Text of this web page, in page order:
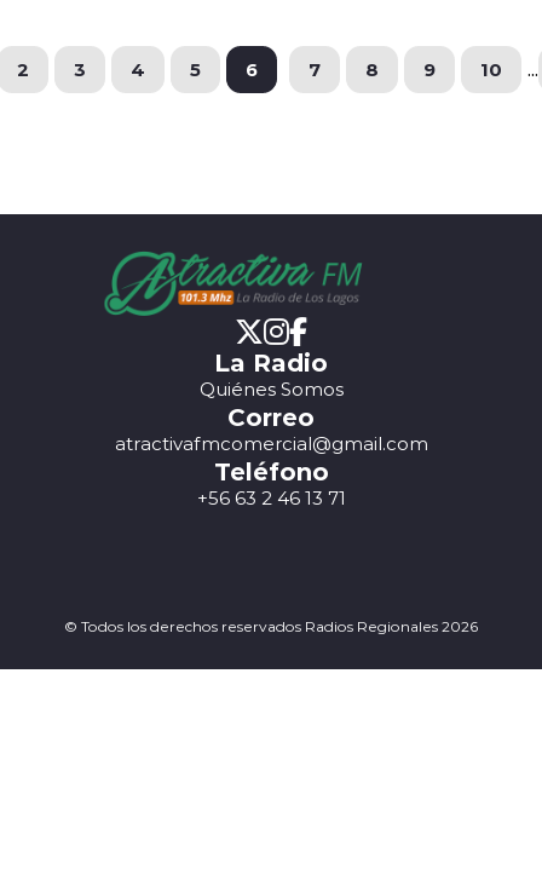
2 3 4 5 6 7 8 9 10 ...
La Radio
Quiénes Somos
Correo
atractivafmcomercial@gmail.com
Teléfono
+56 63 2 46 13 71
© Todos los derechos reservados Radios Regionales 2026